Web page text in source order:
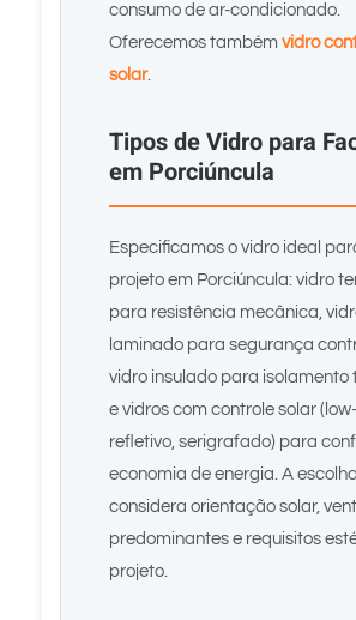
consumo de ar-condicionado.
Oferecemos também vidro
solar.
Tipos de Vidro para
em Porciúncula
Especificamos o vidro ideal
projeto em Porciúncula: vidro
para resistência mecânica,
laminado para segurança
vidro insulado para isolamento
e vidros com controle solar
refletivo, serigrafado) para
economia de energia. A escolha
considera orientação solar,
predominantes e requisitos
projeto.